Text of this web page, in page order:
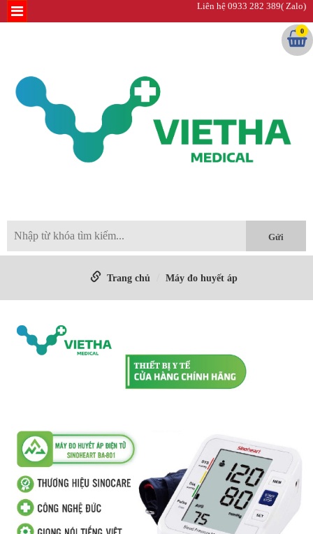
Liên hệ 0933 282 389( Zalo)
0
Trang chủ Máy đo huyết áp